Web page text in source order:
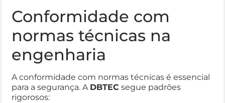
Conformidade com
normas técnicas na
engenharia
A conformidade com normas técnicas é essencial
para a segurança. A DBTEC segue padrões
rigorosos: